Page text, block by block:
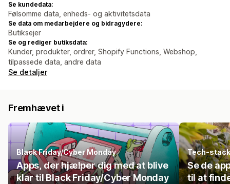
Se kundedata:
Følsomme data, enheds- og aktivitetsdata
Se data om medarbejdere og bidragydere:
Butiksejer
Se og rediger butiksdata:
Kunder, produkter, ordrer, Shopify Functions, Webshop,
tilpassede data, andre data
Se detaljer
Fremhævet i
Black Friday/Cyber Monday
Apps, der hjælper dig med at blive
klar til Black Friday/Cyber Monday
Tech-stack
Se de
til at